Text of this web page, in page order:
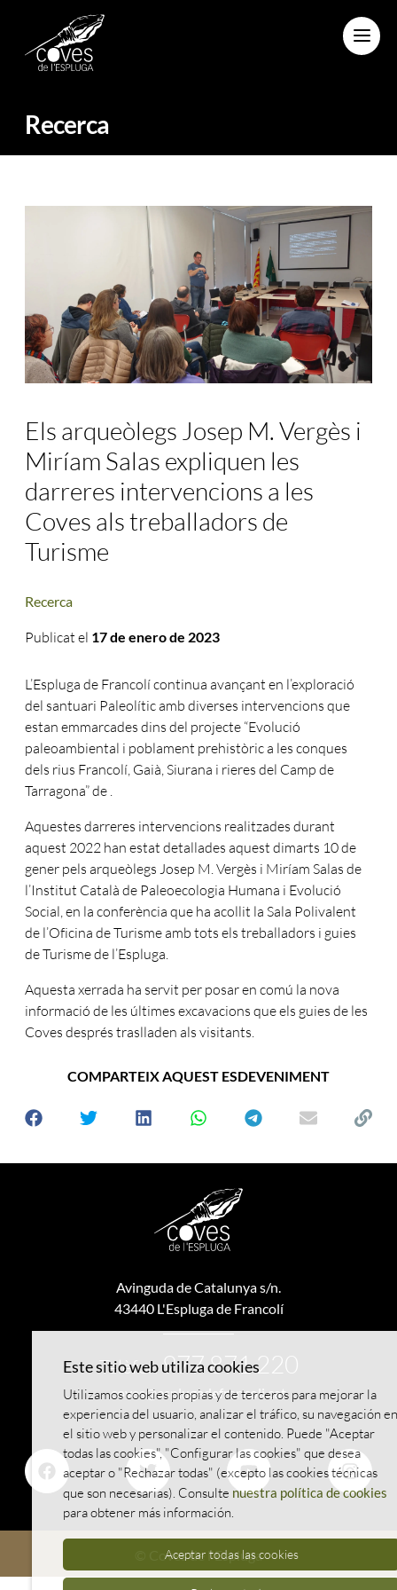
Menu
Recerca
Els arqueòlegs Josep M. Vergès i
Miríam Salas expliquen les
darreres intervencions a les
Coves als treballadors de
Turisme
Recerca
Publicat el 17 de enero de 2023
L’Espluga de Francolí continua avançant en l’exploració
del santuari Paleolític amb diverses intervencions que
estan emmarcades dins del projecte “Evolució
paleoambiental i poblament prehistòric a les conques
dels rius Francolí, Gaià, Siurana i rieres del Camp de
Tarragona” de .
Aquestes darreres intervencions realitzades durant
aquest 2022 han estat detallades aquest dimarts 10 de
gener pels arqueòlegs Josep M. Vergès i Miríam Salas de
l’Institut Català de Paleoecologia Humana i Evolució
Social, en la conferència que ha acollit la Sala Polivalent
de l’Oficina de Turisme amb tots els treballadors i guies
de Turisme de l’Espluga.
Aquesta xerrada ha servit per posar en comú la nova
informació de les últimes excavacions que els guies de les
Coves després traslladen als visitants.
COMPARTEIX AQUEST ESDEVENIMENT
Avinguda de Catalunya s/n.
43440 L'Espluga de Francolí
Telèfon977 871 220
coves@esplugadefrancoli.cat
© Coves de l'Espluga
Este sitio web utiliza cookies
Utilizamos cookies propias y de terceros para mejorar la
experiencia del usuario, analizar el tráfico, su navegación en
el sitio web y personalizar el contenido. Puede "Aceptar
todas las cookies", "Configurar las cookies" que desea
aceptar o "Rechazar todas" (excepto las cookies técnicas
que son necesarias). Consulte nuestra política de cookies
para obtener más información.
Aceptar todas las cookies